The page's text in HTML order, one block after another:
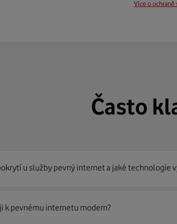
Více o ochraně
Často
u služby pevný internet a jaké technologie
můžeme nabídnout99 % českých
k pevnému internetu modem?